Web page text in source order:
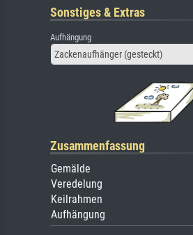
Sonstiges & Extras
Aufhängung
Zackenaufhänger (gesteckt)
Zusammenfassung
Gemälde
Veredelung
Keilrahmen
Aufhängung